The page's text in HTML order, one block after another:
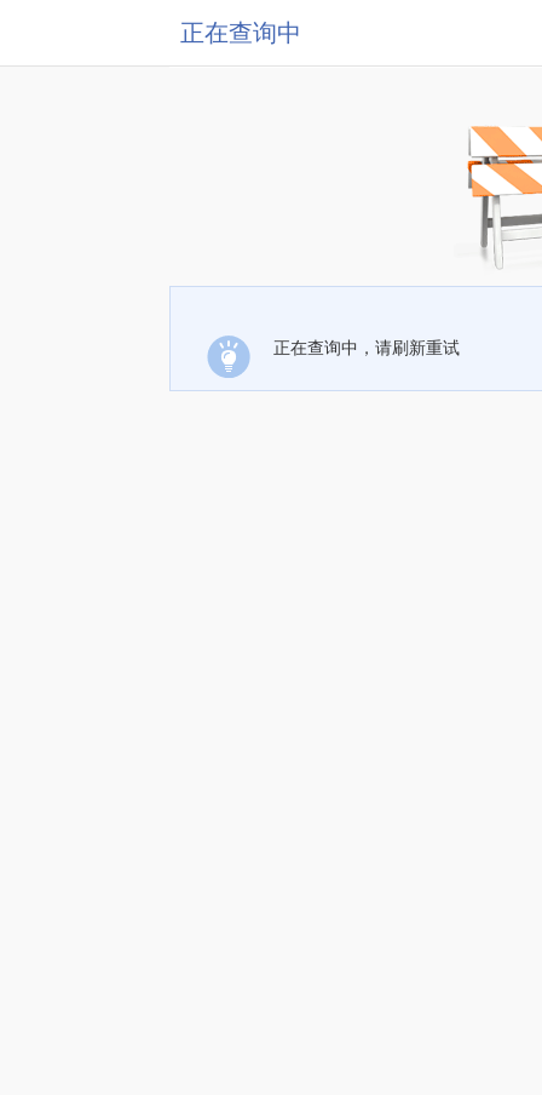
正在查询中
正在查询中，请刷新重试